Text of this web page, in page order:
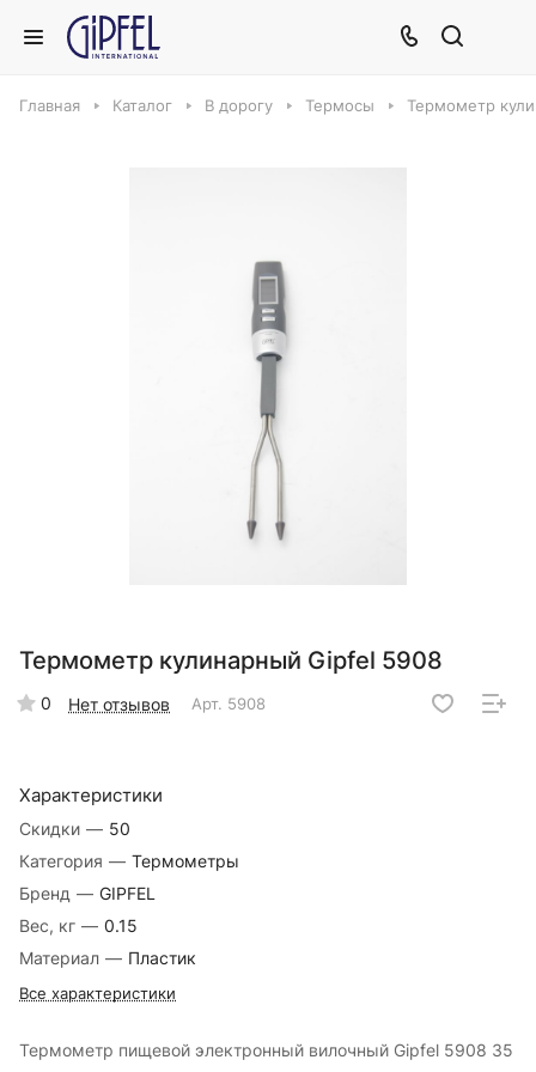
Главная Каталог В дорогу Термосы Термометр
Термометр кулинарный Gipfel 5908
0 Нет отзывов Арт. 5908
Характеристики
Скидки — 50
Категория — Термометры
Бренд — GIPFEL
Вес, кг — 0.15
Материал — Пластик
Все характеристики
Термометр пищевой электронный вилочный Gipfel 5908 35